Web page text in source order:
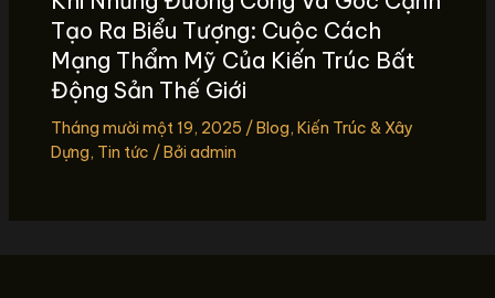
Tạo Ra Biểu Tượng: Cuộc Cách
Mạng Thẩm Mỹ Của Kiến Trúc Bất
Động Sản Thế Giới
Tháng mười một 19, 2025 /Blog, Kiến Trúc & Xây
Dựng, Tin tức / Bởi admin